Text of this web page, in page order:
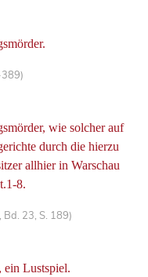
wie solcher auf
durch die hierzu
allhier in Warschau
8.
23, S. 189)
Lustspiel.